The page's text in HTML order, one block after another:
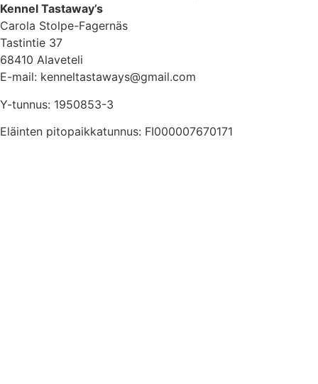
Kennel Tastaway’s
Carola Stolpe-Fagernäs
Tastintie 37
68410 Alaveteli
E-mail: kenneltastaways@gmail.com
Y-tunnus: 1950853-3
Eläinten pitopaikkatunnus: FI000007670171